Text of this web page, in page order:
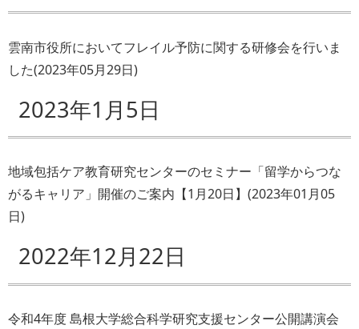
雲南市役所においてフレイル予防に関する研修会を行いま
した(2023年05月29日)
2023年1月5日
地域包括ケア教育研究センターのセミナー「留学からつな
がるキャリア」開催のご案内【1月20日】 (2023年01月05
日)
2022年12月22日
令和4年度 島根大学総合科学研究支援センター公開講演会